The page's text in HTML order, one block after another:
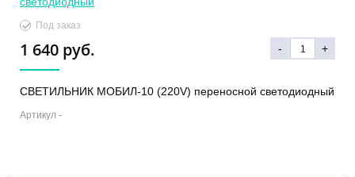
Под заказ
1 640 руб. - +
СВЕТИЛЬНИК МОБИЛ-10 (220V) переносной светодиодный
Артикул -